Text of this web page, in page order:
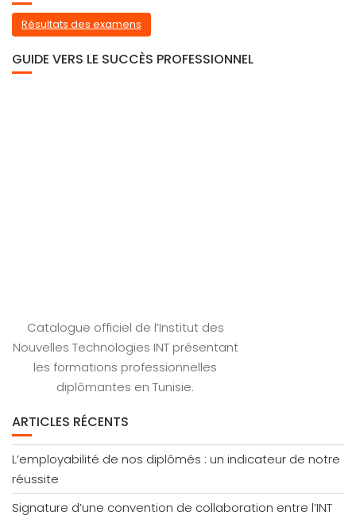
Résultats des examens
GUIDE VERS LE SUCCÈS PROFESSIONNEL
Catalogue officiel de l’Institut des
Nouvelles Technologies INT présentant
les formations professionnelles
diplômantes en Tunisie.
ARTICLES RÉCENTS
L’employabilité de nos diplômés : un indicateur de notre
réussite
Signature d’une convention de collaboration entre l’INT